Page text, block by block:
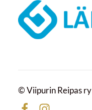
© Viipurin Reipas ry